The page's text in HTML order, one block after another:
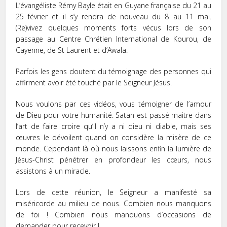
L’évangéliste Rémy Bayle était en Guyane française du 21 au
25 février et il s’y rendra de nouveau du 8 au 11 mai.
(Re)vivez quelques moments forts vécus lors de son
passage au Centre Chrétien International de Kourou, de
Cayenne, de St Laurent et d’Awala.
Parfois les gens doutent du témoignage des personnes qui
affirment avoir été touché par le Seigneur Jésus.
Nous voulons par ces vidéos, vous témoigner de l’amour
de Dieu pour votre humanité. Satan est passé maitre dans
l’art de faire croire qu’il n’y a ni dieu ni diable, mais ses
œuvres le dévoilent quand on considère la misère de ce
monde. Cependant là où nous laissons enfin la lumière de
Jésus-Christ pénétrer en profondeur les cœurs, nous
assistons à un miracle.
Lors de cette réunion, le Seigneur a manifesté sa
miséricorde au milieu de nous. Combien nous manquons
de foi ! Combien nous manquons d’occasions de